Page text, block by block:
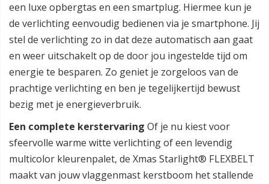
een luxe opbergtas en een smartplug. Hiermee kun je
de verlichting eenvoudig bedienen via je smartphone. Jij
stel de verlichting zo in dat deze automatisch aan gaat
en weer uitschakelt op de door jou ingestelde tijd om
energie te besparen. Zo geniet je zorgeloos van de
prachtige verlichting en ben je tegelijkertijd bewust
bezig met je energieverbruik.
Een complete kerstervaring Of je nu kiest voor
sfeervolle warme witte verlichting of een levendig
multicolor kleurenpalet, de Xmas Starlight® FLEXBELT
maakt van jouw vlaggenmast kerstboom het ​​stallende